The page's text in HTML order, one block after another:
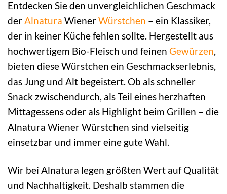
Entdecken Sie den unvergleichlichen Geschmack
derAlnatura WienerWürstchen – ein Klassiker,
der in keiner Küche fehlen sollte. Hergestellt aus
hochwertigem Bio-Fleisch und feinen Gewürzen,
bieten diese Würstchen ein Geschmackserlebnis,
das Jung und Alt begeistert. Ob als schneller
Snack zwischendurch, als Teil eines herzhaften
Mittagessens oder als Highlight beim Grillen – die
Alnatura Wiener Würstchen sind vielseitig
einsetzbar und immer eine gute Wahl.
Wir bei Alnatura legen größten Wert auf Qualität
und Nachhaltigkeit. Deshalb stammen die